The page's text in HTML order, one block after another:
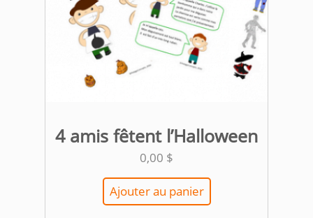
4 amis fêtent l’Halloween
0,00 $
Ajouter au panier